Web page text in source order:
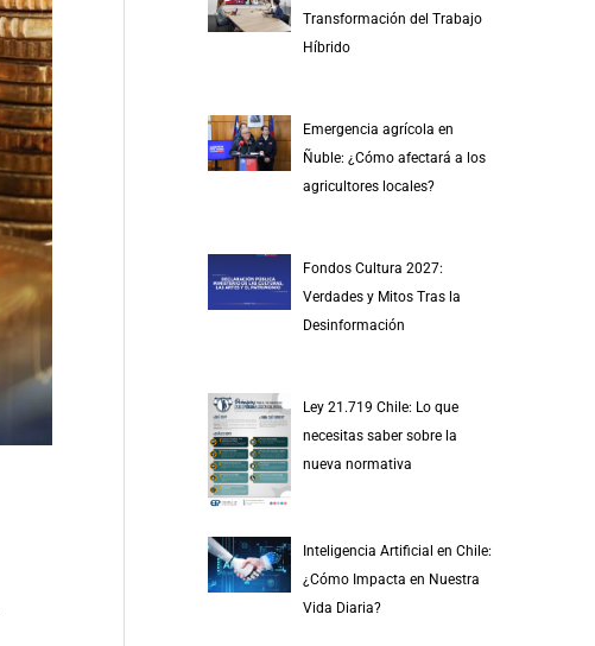
Transformación del Trabajo
Híbrido
Emergencia agrícola en
Ñuble: ¿Cómo afectará a los
agricultores locales?
Fondos Cultura 2027:
Verdades y Mitos Tras la
Desinformación
Ley 21.719 Chile: Lo que
necesitas saber sobre la
nueva normativa
Inteligencia Artificial en Chile:
¿Cómo Impacta en Nuestra
Vida Diaria?